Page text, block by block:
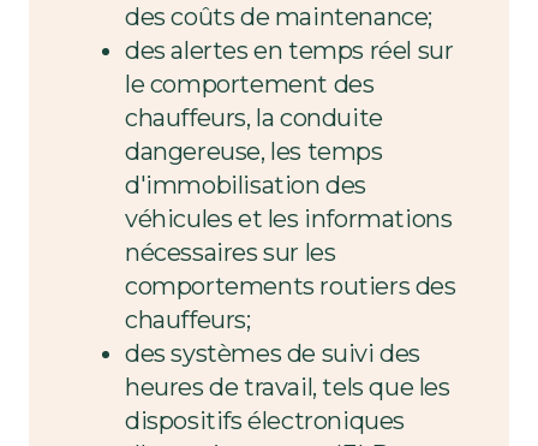
des coûts de maintenance;
des alertes en temps réel sur
le comportement des
chauffeurs, la conduite
dangereuse, les temps
d'immobilisation des
véhicules et les informations
nécessaires sur les
comportements routiers des
chauffeurs;
des systèmes de suivi des
heures de travail, tels que les
dispositifs électroniques